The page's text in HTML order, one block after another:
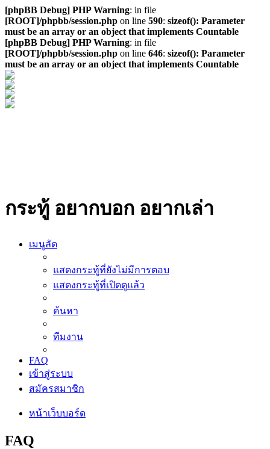
[phpBB Debug] PHP Warning: in file
[ROOT]/phpbb/session.php on line 590: sizeof(): Parameter
must be an array or an object that implements Countable
[phpBB Debug] PHP Warning: in file
[ROOT]/phpbb/session.php on line 646: sizeof(): Parameter
must be an array or an object that implements Countable
กระทู้ อยากบอก อยากเล่า
เมนูลัด
แสดงกระทู้ที่ยังไม่มีการตอบ
แสดงกระทู้ที่เปิดดูแล้ว
ค้นหา
ทีมงาน
FAQ
เข้าสู่ระบบ
สมัครสมาชิก
หน้าเว็บบอร์ด
FAQ